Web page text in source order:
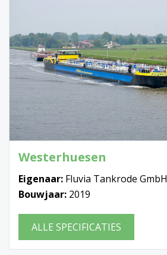
Westerhuesen
Eigenaar: Fluvia Tankrode GmbH
Bouwjaar: 2019
ALLE SPECIFICATIES